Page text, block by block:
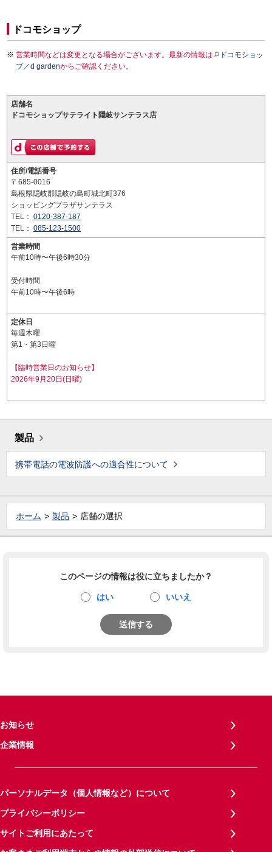
ドコモショップ
営業時間などは変更となる場合がございます。最新の情報は
ドコモショッ
プ／d gardenからご確認ください。
店舗名
ドコモショップサテライト隠岐サンテラス店
住所/電話番号
〒685-0016
島根県隠岐郡隠岐の島町城北町376
ショッピングプラザサンテラス
TEL： 0120-387-187
TEL： 085-123-1500
営業時間
午前10時〜午後6時30分
受付時間
午前10時〜午後6時
定休日
毎週木曜
第1・第3日曜
【臨時営業日のお知らせ】
2026年9月20日(日曜)
製品
携帯電話の電波防護への適合性について
ホーム 製品 店舗の選択
このページの情報は役に立ちましたか？
はい いいえ
送信する
お知らせ
企業情報
パーソナルデータ（個人情報など）について
プライバシーポリシー
サイトご利用にあたって